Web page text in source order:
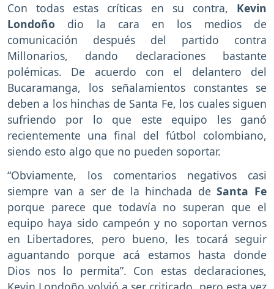
Con todas estas críticas en su contra, Kevin
Londoño dio la cara en los medios de
comunicación después del partido contra
Millonarios, dando declaraciones bastante
polémicas. De acuerdo con el delantero del
Bucaramanga, los señalamientos constantes se
deben a los hinchas de Santa Fe, los cuales siguen
sufriendo por lo que este equipo les ganó
recientemente una final del fútbol colombiano,
siendo esto algo que no pueden soportar.
“Obviamente, los comentarios negativos casi
siempre van a ser de la hinchada deSanta Fe
porque parece que todavía no superan que el
equipo haya sido campeón y no soportan vernos
en Libertadores, pero bueno, les tocará seguir
aguantando porque acá estamos hasta donde
Dios nos lo permita”. Con estas declaraciones,